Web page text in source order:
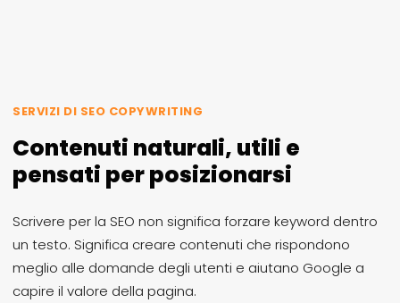
SERVIZI DI SEO COPYWRITING
Contenuti naturali, utili e
pensati per posizionarsi
Scrivere per la SEO non significa forzare keyword dentro
un testo. Significa creare contenuti che rispondono
meglio alle domande degli utenti e aiutano Google a
capire il valore della pagina.